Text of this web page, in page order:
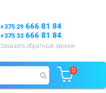
+375 29 666 81 84
+375 33 666 81 84
Заказать обратный звонок
0